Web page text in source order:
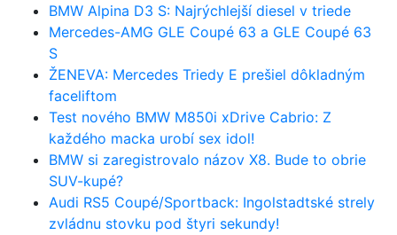
BMW Alpina D3 S: Najrýchlejší diesel v triede
Mercedes-AMG GLE Coupé 63 a GLE Coupé 63
S
ŽENEVA: Mercedes Triedy E prešiel dôkladným
faceliftom
Test nového BMW M850i xDrive Cabrio: Z
každého macka urobí sex idol!
BMW si zaregistrovalo názov X8. Bude to obrie
SUV-kupé?
Audi RS5 Coupé/Sportback: Ingolstadtské strely
zvládnu stovku pod štyri sekundy!